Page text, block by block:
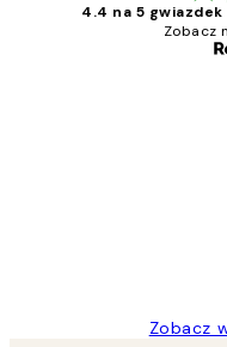
4.4 na 5 gwiazdek
Zobacz
Zobacz